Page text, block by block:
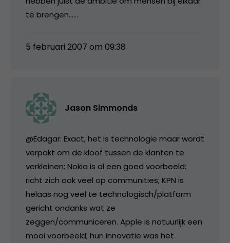
te brengen……
5 februari 2007 om 09:38
Jason Simmonds
@Edagar: Exact, het is technologie maar wordt
verpakt om de kloof tussen de klanten te
verkleinen; Nokia is al een goed voorbeeld:
richt zich ook veel op communities; KPN is
helaas nog veel te technologisch/platform
gericht ondanks wat ze
zeggen/communiceren. Apple is natuurlijk een
mooi voorbeeld; hun innovatie was het